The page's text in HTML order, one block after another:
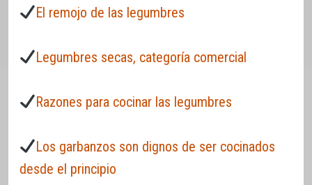
El remojo de las legumbres
Legumbres secas, categoría comercial
Razones para cocinar las legumbres
Los garbanzos son dignos de ser cocinados
desde el principio